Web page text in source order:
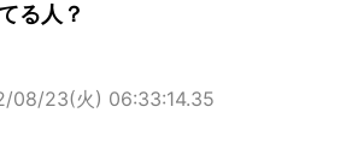
る人？
08/23(火) 06:33:14.35